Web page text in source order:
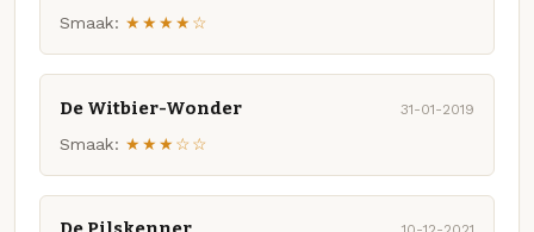
Smaak: ★★★★☆
De Witbier-Wonder 31-01-2019
Smaak: ★★★☆☆